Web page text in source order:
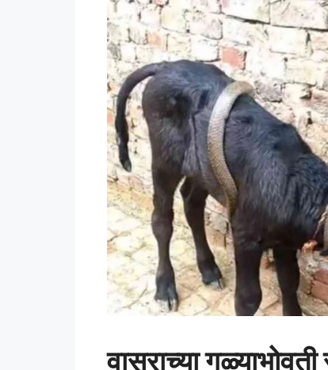
वासराच्या